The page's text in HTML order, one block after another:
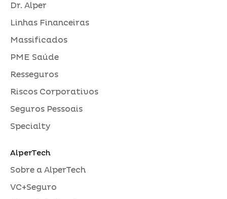
Dr. Alper
Linhas Financeiras
Massificados
PME Saúde
Resseguros
Riscos Corporativos
Seguros Pessoais
Specialty
AlperTech
Sobre a AlperTech
VC+Seguro